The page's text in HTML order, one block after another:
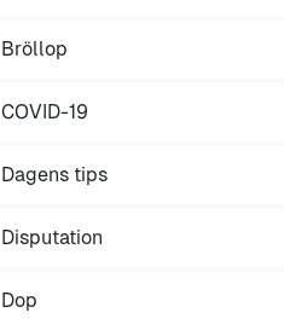
Bröllop
COVID-19
Dagens tips
Disputation
Dop